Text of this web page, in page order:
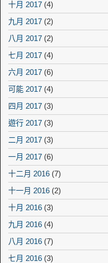
十月 2017 (4)
九月 2017 (2)
八月 2017 (2)
七月 2017 (4)
六月 2017 (6)
可能 2017 (4)
四月 2017 (3)
遊行 2017 (3)
二月 2017 (3)
一月 2017 (6)
十二月 2016 (7)
十一月 2016 (2)
十月 2016 (3)
九月 2016 (4)
八月 2016 (7)
七月 2016 (3)